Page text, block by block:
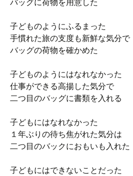
バッグに荷物を用意した
子どものようにふるまった
手慣れた旅の支度も新鮮な気分で
バッグの荷物を確かめた
子どものようにはなれなかった
仕事ができる高揚した気分で
二つ目のバッグに書類を入れる
子どもにはなれなかった
１年ぶりの待ち焦がれた気分は
二つ目のバックにおもいも入れた
子どもにはできないことだった